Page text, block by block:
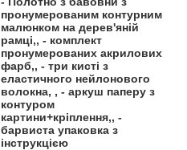
пронумерованим контурним
малюнком на дерев'яній
рамці,, - комплект
пронумерованих акрилових
фарб,, - три кисті з
еластичного нейлонового
волокна, , - аркуш паперу з
контуром
картини+кріплення,, -
барвиста упаковка з
інструкцією